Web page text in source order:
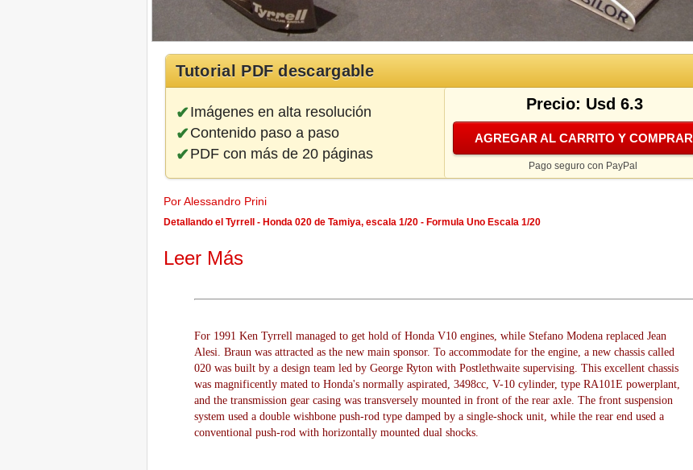
Tutorial PDF descargable
Imágenes en alta resolución
Contenido paso a paso
PDF con más de 20 páginas
Precio: Usd 6.3
AGREGAR AL CARRITO Y COMPRAR
Pago seguro con PayPal
Por Alessandro Prini
Detallando el Tyrrell - Honda 020 de Tamiya, escala 1/20 - Formula Uno Escala 1/20
Leer Más
For 1991 Ken Tyrrell managed to get hold of Honda V10 engines, while Stefano Modena replaced Jean
Alesi. Braun was attracted as the new main sponsor. To accommodate for the engine, a new chassis called
020 was built by a design team led by George Ryton with Postlethwaite supervising. This excellent chassis
was magnificently mated to Honda's normally aspirated, 3498cc, V-10 cylinder, type RA101E powerplant,
and the transmission gear casing was transversely mounted in front of the rear axle. The front suspension
system used a double wishbone push-rod type damped by a single-shock unit, while the rear end used a
conventional push-rod with horizontally mounted dual shocks.